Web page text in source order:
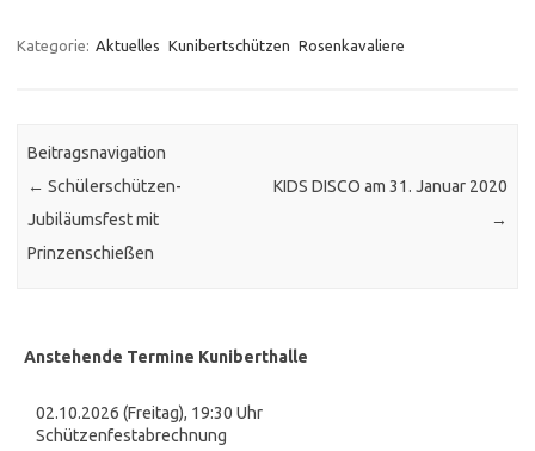
Kategorie: Aktuelles Kunibertschützen Rosenkavaliere
Beitragsnavigation
← Schülerschützen-
Jubiläumsfest mit
Prinzenschießen
KIDS DISCO am 31. Januar 2020
→
Anstehende Termine Kuniberthalle
02.10.2026 (Freitag), 19:30 Uhr
Schützenfestabrechnung